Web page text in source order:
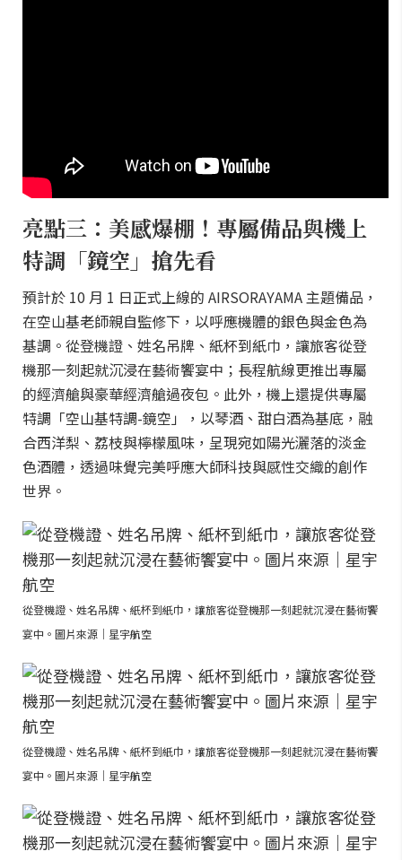
亮點三：美感爆棚！專屬備品與機上
特調「鏡空」搶先看
預計於 10 月 1 日正式上線的 AIRSORAYAMA 主題備品，
在空山基老師親自監修下，以呼應機體的銀色與金色為
基調。從登機證、姓名吊牌、紙杯到紙巾，讓旅客從登
機那一刻起就沉浸在藝術饗宴中；長程航線更推出專屬
的經濟艙與豪華經濟艙過夜包。此外，機上還提供專屬
特調「空山基特調-鏡空」，以琴酒、甜白酒為基底，融
合西洋梨、荔枝與檸檬風味，呈現宛如陽光灑落的淡金
色酒體，透過味覺完美呼應大師科技與感性交織的創作
世界。
從登機證、姓名吊牌、紙杯到紙巾，讓旅客從登機那一刻起就沉浸在藝術饗
宴中。圖片來源｜星宇航空
從登機證、姓名吊牌、紙杯到紙巾，讓旅客從登機那一刻起就沉浸在藝術饗
宴中。圖片來源｜星宇航空